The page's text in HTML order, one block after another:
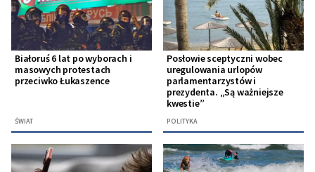
Białoruś 6 lat po wyborach i
masowych protestach
przeciwko Łukaszence
ŚWIAT
Posłowie sceptyczni wobec
uregulowania urlopów
parlamentarzystów i
prezydenta. „Są ważniejsze
kwestie”
POLITYKA